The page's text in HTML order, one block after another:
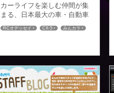
カーライフを楽しむ仲間が集
まる、日本最大の車・自動車
ＳＮＳサイトみんカラサイト
より、先日みんカラさんが弊
ただいた時のブログ記事が
「みんカラスタッフブログ」
でアップされておりますので
RCオデッセイ CX-5
みんカラ